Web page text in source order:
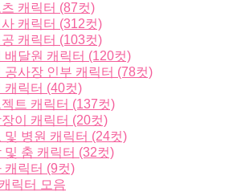
캐릭터 (87컷)
사 캐릭터 (312컷)
캐릭터 (103컷)
배달원 캐릭터 (120컷)
공사장 인부 캐릭터 (78컷)
캐릭터 (40컷)
젝트 캐릭터 (137컷)
이 캐릭터 (20컷)
및 병원 캐릭터 (24컷)
및 춤 캐릭터 (32컷)
캐릭터 (9컷)
릭터 모음